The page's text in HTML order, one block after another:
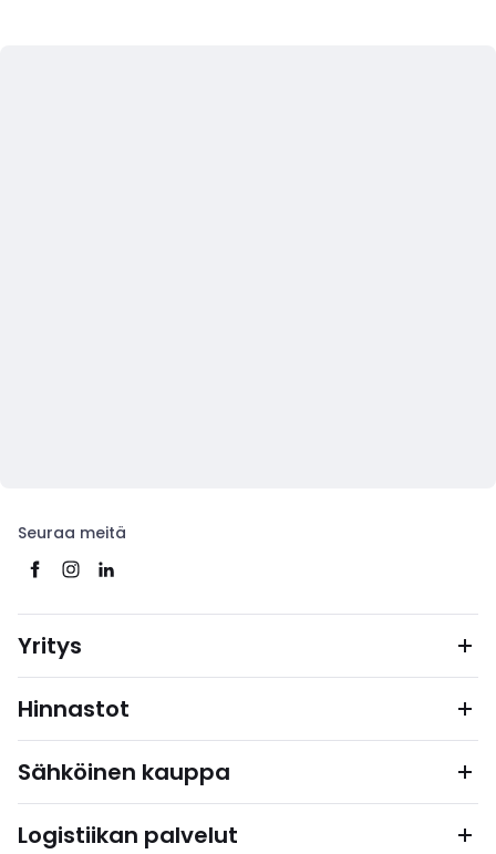
Seuraa meitä
Yritys
Hinnastot
Sähköinen kauppa
Logistiikan palvelut